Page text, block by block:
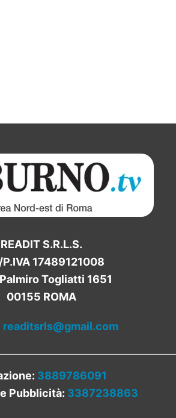
READIT S.R.L.S.
P.IVA 17489121008
Togliatti 1651
00155 ROMA
readitsrls@gmail.com
3889786091
Pubblicità: 3387238863